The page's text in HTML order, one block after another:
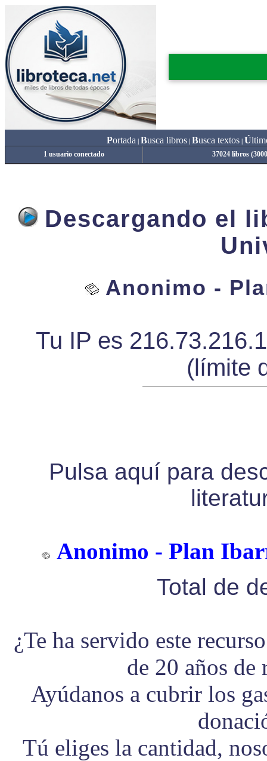
Portada Busca libros| Busca textos| Ú
1 usuario conectado 37024 libros
Descargando el
Anonimo -
Tu IP es
(límite
Pulsa aquí para
Anonimo - Plan
Total de
¿Te ha servido este
de 20 años
Ayúdanos a cubrir los
Tú eliges la cantidad,